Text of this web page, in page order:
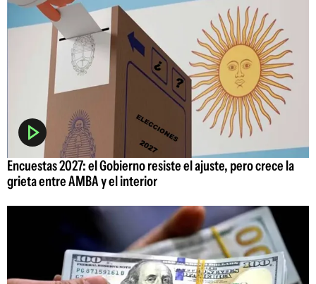
Encuestas 2027: el Gobierno resiste el ajuste, pero crece la
grieta entre AMBA y el interior